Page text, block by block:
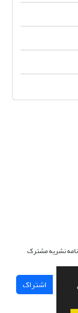
نشریه مشترک
اشتراک